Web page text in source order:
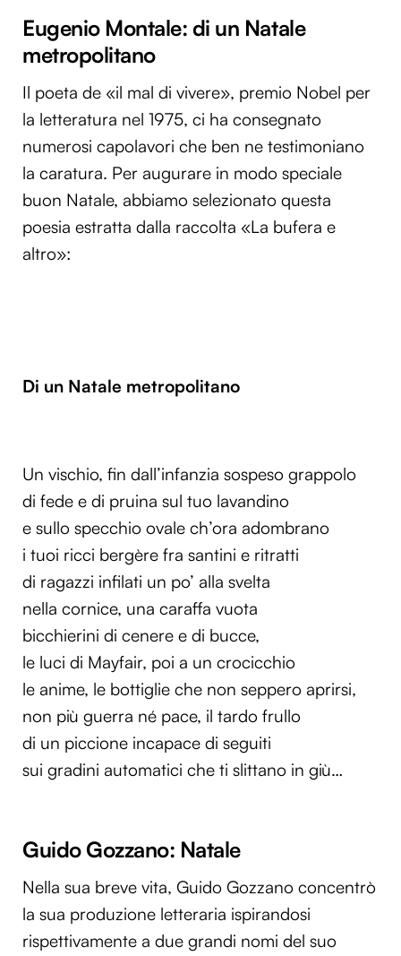
Eugenio Montale: di un Natale
metropolitano
Il poeta de «il mal di vivere», premio Nobel per
la letteratura nel 1975, ci ha consegnato
numerosi capolavori che ben ne testimoniano
la caratura. Per augurare in modo speciale
buon Natale, abbiamo selezionato questa
poesia estratta dalla raccolta «La bufera e
altro»:
Di un Natale metropolitano
Un vischio, fin dall’infanzia sospeso grappolo
di fede e di pruina sul tuo lavandino
e sullo specchio ovale ch’ora adombrano
i tuoi ricci bergère fra santini e ritratti
di ragazzi infilati un po’ alla svelta
nella cornice, una caraffa vuota
bicchierini di cenere e di bucce,
le luci di Mayfair, poi a un crocicchio
le anime, le bottiglie che non seppero aprirsi,
non più guerra né pace, il tardo frullo
di un piccione incapace di seguiti
sui gradini automatici che ti slittano in giù…
Guido Gozzano: Natale
Nella sua breve vita, Guido Gozzano concentrò
la sua produzione letteraria ispirandosi
rispettivamente a due grandi nomi del suo